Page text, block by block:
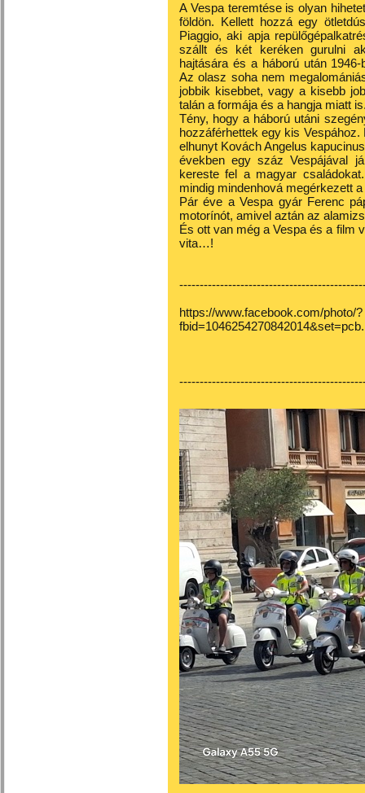
A Vespa teremtése is olyan
földön. Kellett hozzá egy
Piaggio, aki apja
szállt és két keréken gurulni
hajtására és a háború után
Az olasz soha nem
jobbik kisebbet, vagy a kisebb
talán a formája és a hangja miatt
Tény, hogy a háború utáni
hozzáférhettek egy kis
elhunyt Kovách Angelus
években egy száz Vespájával
kereste fel a magyar
mindig mindenhová megérkezett
Pár éve a Vespa gyár Ferenc
motorínót, amivel aztán az
És ott van még a Vespa és a film
vita…!
https://www.facebook.com/photo/?